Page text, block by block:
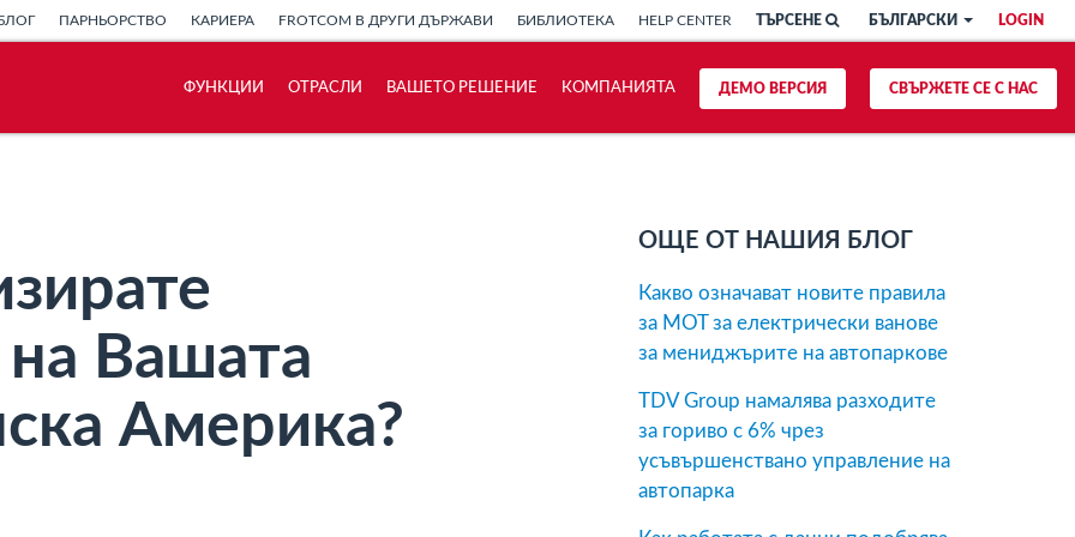
LOGIN
БЪЛГАРСКИ
ТЪРСЕНЕ
ПАРНЬОРСТВО КАРИЕРА FROTCOM В ДРУГИ ДЪРЖАВИ БИБЛИОТЕКА HELP CENTER
СВЪРЖЕТЕ СЕ С НАС
ДЕМО ВЕРСИЯ
ФУНКЦИИ ОТРАСЛИ ВАШЕТО РЕШЕНИЕ КОМПАНИЯТА
Вашата
Америка?
ОЩЕ ОТ НАШИЯ БЛОГ
Какво означават новите правила
за MOT за електрически ванове
за мениджърите на автопаркове
TDV Group намалява разходите
за гориво с 6% чрез
усъвършенствано управление на
автопарка